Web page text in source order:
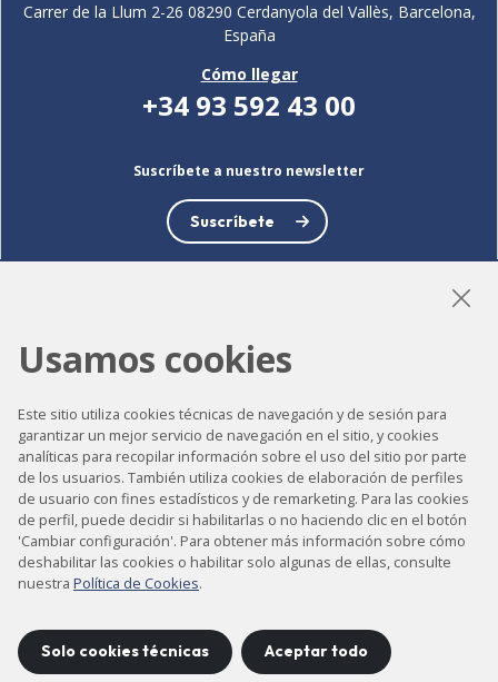
Carrer de la Llum 2-26 08290 Cerdanyola del Vallès, Barcelona,
España
Cómo llegar
+34 93 592 43 00
Suscríbete a nuestro newsletter
Suscríbete
LinkedInInstagram
Accesibilidad
Contacto
Aviso legal
Política de privacidad
Mapa del sitio
Usamos cookies
Este sitio utiliza cookies técnicas de navegación y de sesión para
garantizar un mejor servicio de navegación en el sitio, y cookies
analíticas para recopilar información sobre el uso del sitio por parte
de los usuarios. También utiliza cookies de elaboración de perfiles
de usuario con fines estadísticos y de remarketing. Para las cookies
de perfil, puede decidir si habilitarlas o no haciendo clic en el botón
'Cambiar configuración'. Para obtener más información sobre cómo
deshabilitar las cookies o habilitar solo algunas de ellas, consulte
nuestra Política de Cookies.
Solo cookies técnicas Aceptar todo